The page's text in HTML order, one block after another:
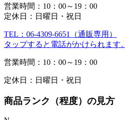
営業時間：10：00～19：00
定休日：日曜日・祝日
TEL：06-4309-6651（通販専用）
タップすると電話がかけられます。
営業時間：10：00～19：00
定休日：日曜日・祝日
商品ランク（程度）の見方